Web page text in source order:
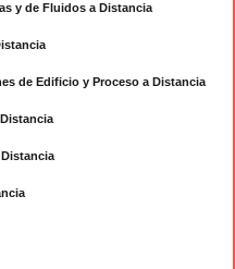
y de Fluidos a Distancia
de Edificio y Proceso a Distancia